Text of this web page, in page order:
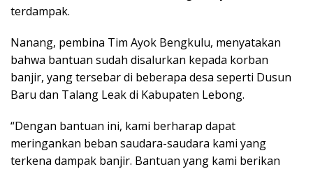
terdampak.
Nanang, pembina Tim Ayok Bengkulu, menyatakan
bahwa bantuan sudah disalurkan kepada korban
banjir, yang tersebar di beberapa desa seperti Dusun
Baru dan Talang Leak di Kabupaten Lebong.
“Dengan bantuan ini, kami berharap dapat
meringankan beban saudara-saudara kami yang
terkena dampak banjir. Bantuan yang kami berikan